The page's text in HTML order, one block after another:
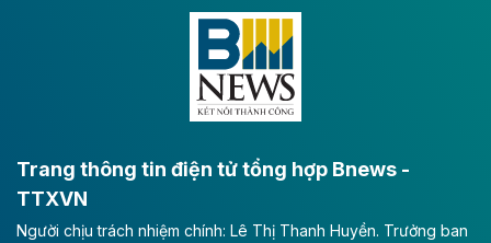
Đông A dài khoảng 25,1 km được kỳ vọng sẽ tạo động
lực phát triển kinh tế - xã hội khu vực phía Nam đồng
Long Thành
Tổng công ty Cảng hàng không Việt Nam - CTCP
(ACV) vừa lập kỷ lục mới về lợi nhuận trong quý
Trang thông tin điện tử tổng hợp Bnews -
TTXVN
Người chịu trách nhiệm chính: Lê Thị Thanh Huyền. Trưởng ban